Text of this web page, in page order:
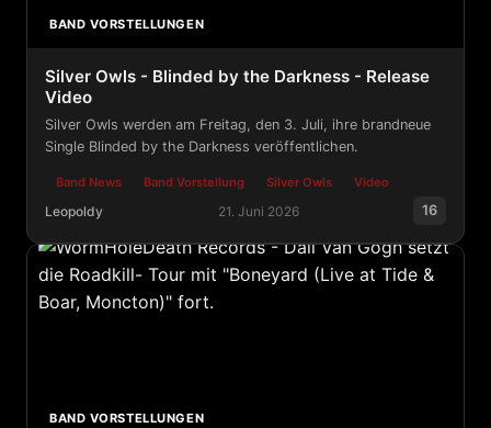
BAND VORSTELLUNGEN
Silver Owls - Blinded by the Darkness - Release
Video
Silver Owls werden am Freitag, den 3. Juli, ihre brandneue
Single Blinded by the Darkness veröffentlichen.
Band News Band Vorstellung Silver Owls Video
Leopoldy 21. Juni 2026 16
Silver Owls - Blinded by the Darkness - Release Video
BAND VORSTELLUNGEN